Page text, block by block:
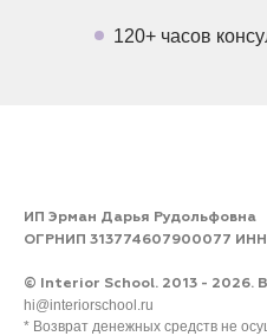
120+ часов
ИП Эрман Дарья Рудольфовна
ОГРНИП 313774607900077 ИНН
© Interior School. 2013 - 2026.
hi@interiorschool.ru
* Возврат денежных средств не